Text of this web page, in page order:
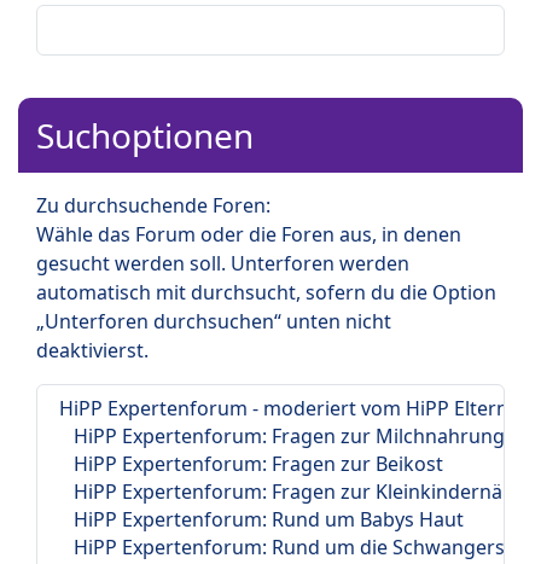
Suchoptionen
Zu durchsuchende Foren:
Wähle das Forum oder die Foren aus, in denen
gesucht werden soll. Unterforen werden
automatisch mit durchsucht, sofern du die Option
„Unterforen durchsuchen“ unten nicht
deaktivierst.